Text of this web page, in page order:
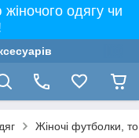
одягу чи
Жіночі футболки,